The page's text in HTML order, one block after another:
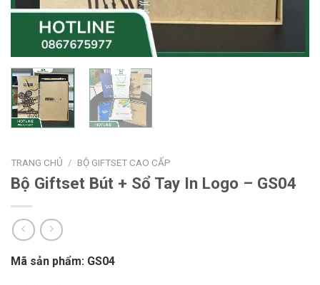
TRANG CHỦ / BỘ GIFTSET CAO CẤP
Bộ Giftset Bút + Sổ Tay In Logo – GS04
Mã sản phẩm: GS04